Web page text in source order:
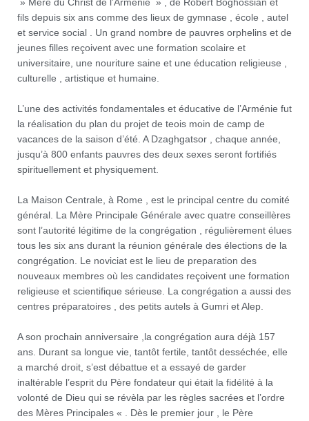
fils depuis six ans comme des lieux de gymnase , école , autel
et service social . Un grand nombre de pauvres orphelins et de
jeunes filles reçoivent avec une formation scolaire et
universitaire, une nouriture saine et une éducation religieuse ,
culturelle , artistique et humaine.
L’une des activités fondamentales et éducative de l’Arménie fut
la réalisation du plan du projet de teois moin de camp de
vacances de la saison d’été. A Dzaghgatsor , chaque année,
jusqu’à 800 enfants pauvres des deux sexes seront fortifiés
spirituellement et physiquement.
La Maison Centrale, à Rome , est le principal centre du comité
général. La Mère Principale Générale avec quatre conseillères
sont l’autorité légitime de la congrégation , régulièrement élues
tous les six ans durant la réunion générale des élections de la
congrégation. Le noviciat est le lieu de preparation des
nouveaux membres où les candidates reçoivent une formation
religieuse et scientifique sérieuse. La congrégation a aussi des
centres préparatoires , des petits autels à Gumri et Alep.
A son prochain anniversaire ,la congrégation aura déjà 157
ans. Durant sa longue vie, tantôt fertile, tantôt desséchée, elle
a marché droit, s’est débattue et a essayé de garder
inaltérable l’esprit du Père fondateur qui était la fidélité à la
volonté de Dieu qui se révèla par les règles sacrées et l’ordre
des Mères Principales « . Dès le premier jour , le Père